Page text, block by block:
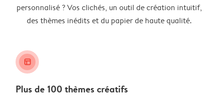
personnalisé ? Vos clichés, un outil de création intuitif,
des thèmes inédits et du papier de haute qualité.
layout_alt
Plus de 100 thèmes créatifs